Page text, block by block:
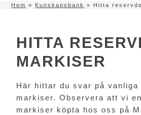
Hem » Kunskapsbank » Hitta
HITTA
MARKISER
Här hittar du svar på
markiser. Observera att vi
markiser köpta hos oss på